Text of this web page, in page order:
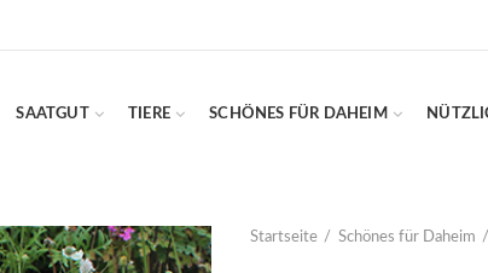
SAATGUT TIERE SCHÖNES FÜR DAHEIM
Startseite Schönes für Daheim